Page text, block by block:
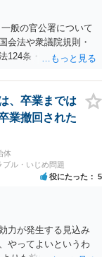
者らにとってとても
交通違反を繰り返せ
いうことです。 たま
とをきっかけに、む
まった」と交通ルー
ています。
般の官公署について
会法や衆議院規則・
124条・125条が定め
、卒業までは
業撤回された
体
ブル・いじめ問題
役にたった 5
力が発生する見込み
やってよいというわ